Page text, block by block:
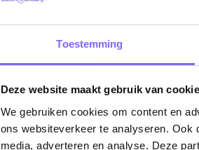
Toestemming
Deze website maakt gebruik van
We gebruiken cookies om content en
ons websiteverkeer te analyseren. Ook
media, adverteren en analyse. Deze
Boels als aantrekkelijke werkgever
in samenwerking met andere
Team.
jou:
bij jouw kwaliteiten en ervaring
baan voor 32 – 40 uur;